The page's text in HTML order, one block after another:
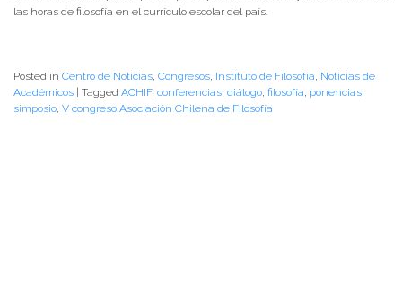
las horas de filosofía en el currículo escolar del país.
Posted in Centro de Noticias Congresos Instituto de Filosofía Noticias de
Académicos | Tagged ACHIF, conferencias diálogo filosofía ponencias
simposio V congreso Asociación Chilena de Filosofía